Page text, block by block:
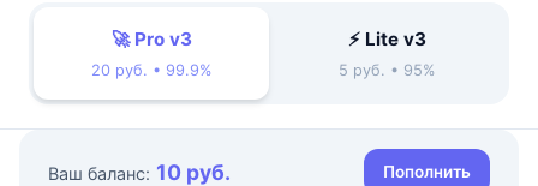
🚀 Pro v3
20 руб. • 99.9%
⚡ Lite v3
5 руб. • 95%
Ваш баланс: 10 руб. Пополнить